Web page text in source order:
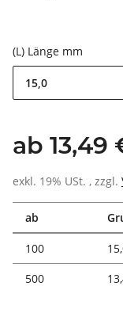
(L) Länge mm
15,0
ab 13,49
exkl. 19% USt. , zzgl.
ab
100
500